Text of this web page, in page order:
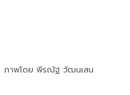
ภาพโดย พีรณัฐ วัฒนเสน